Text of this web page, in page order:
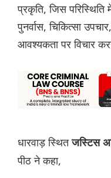
प्रकृति, जिस परिस्थिति
पुनर्वास, चिकित्सा
आवश्यकता पर विचार
धारवाड़ स्थितजस्टिस
पीठ ने कहा,